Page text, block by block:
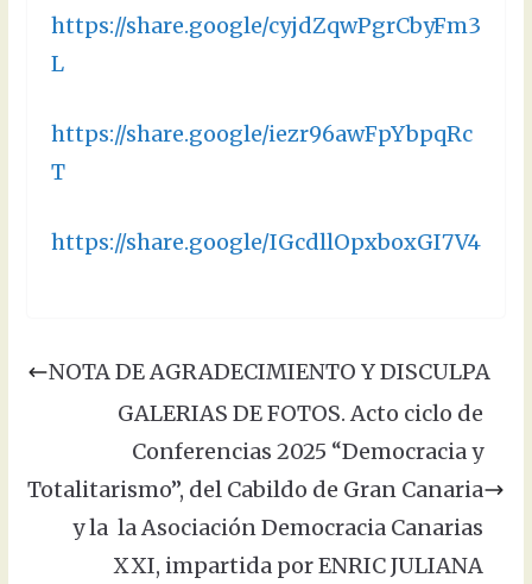
https://share.google/cyjdZqwPgrCbyFm3
L
https://share.google/iezr96awFpYbpqRc
T
https://share.google/IGcdllOpxboxGI7V4
NOTA DE AGRADECIMIENTO Y DISCULPA
GALERIAS DE FOTOS. Acto ciclo de
Conferencias 2025 “Democracia y
Totalitarismo”, del Cabildo de Gran Canaria
y la la Asociación Democracia Canarias
XXI, impartida por ENRIC JULIANA